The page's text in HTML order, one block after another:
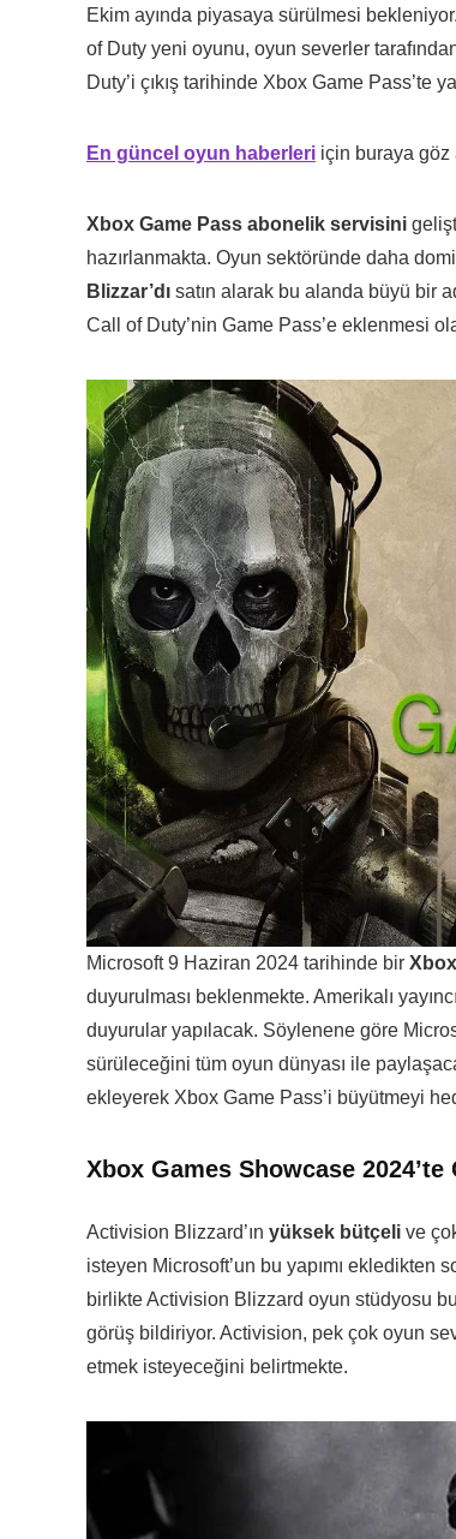
Ekim ayında piyasaya sürülmesi
of Duty yeni oyunu, oyun severler
Duty’i çıkış tarihinde Xbox Game Pass’te
En güncel oyun haberleri için buraya göz
Xbox Game Pass abonelik servisini
hazırlanmakta. Oyun sektöründe daha
Blizzar’dı satın alarak bu alanda büyü bir
Call of Duty’nin Game Pass’e eklenmesi
Microsoft 9 Haziran 2024 tarihinde bir
duyurulması beklenmekte. Amerikalı
duyurular yapılacak. Söylenene göre
sürüleceğini tüm oyun dünyası ile
ekleyerek Xbox Game Pass’i büyütmeyi
Xbox Games Showcase
Activision Blizzard’ın yüksek bütçeli ve
isteyen Microsoft’un bu yapımı
birlikte Activision Blizzard oyun stüdyosu
görüş bildiriyor. Activision, pek çok oyun
etmek isteyeceğini belirtmekte.